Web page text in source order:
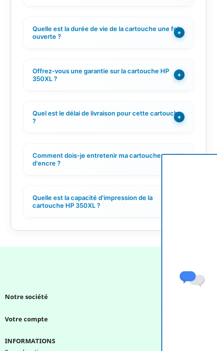
Quelle est la durée de vie de la cartouche une fois
ouverte ?
+
Offrez-vous une garantie sur la cartouche HP
350XL ?
+
Quel est le délai de livraison pour cette cartouche
?
+
Comment dois-je entretenir ma cartouche
d'encre ?
Quelle est la capacité d'impression de la
cartouche HP 350XL ?
Notre société
Votre compte
INFORMATIONS